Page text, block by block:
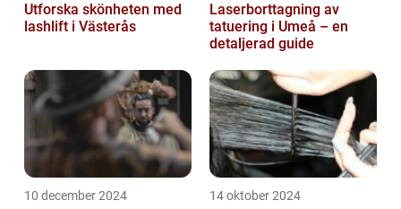
Utforska skönheten med
lashlift i Västerås
Laserborttagning av
tatuering i Umeå – en
detaljerad guide
10 december 2024 14 oktober 2024